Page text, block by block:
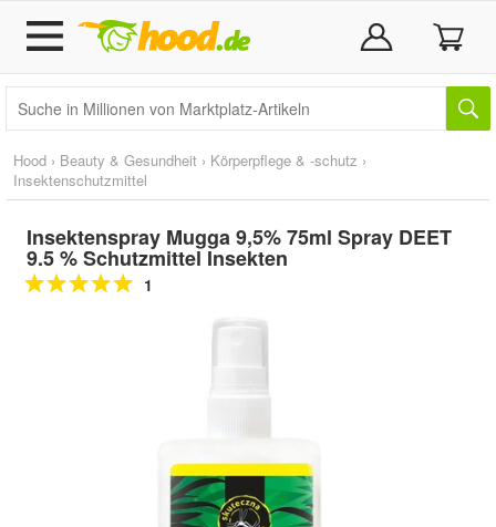
Hood › Beauty & Gesundheit › Körperpflege & -schutz ›
Insektenschutzmittel
Insektenspray Mugga 9,5% 75ml Spray DEET
9.5 % Schutzmittel Insekten
1